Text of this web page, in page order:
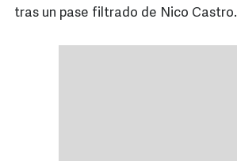
tras un pase filtrado de Nico Castro.